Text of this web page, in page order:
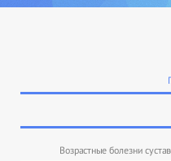
Возрастные болезни